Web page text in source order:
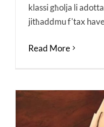
klassi għolja li
jitħaddmu f'tax
Read More